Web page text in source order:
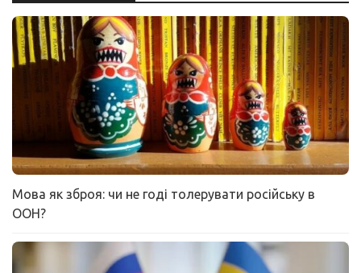
Мова як зброя: чи не годі толерувати російську в
ООН?